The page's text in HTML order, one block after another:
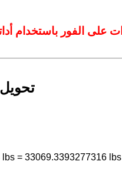
= 33069.3393277316 lbs